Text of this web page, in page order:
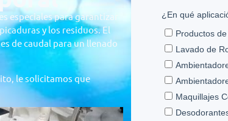
especiales para garantizar
y los residuos. El
de caudal para un llenado
le solicitamos que